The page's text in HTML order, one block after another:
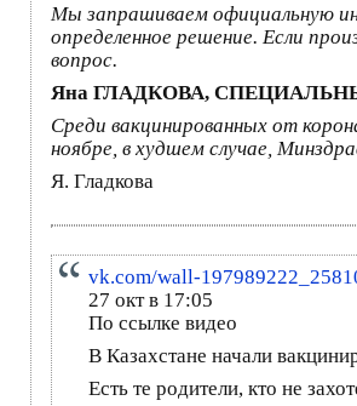
Мы запрашиваем официальную
определенное решение. Если
вопрос.
Яна ГЛАДКОВА,
Среди вакцинированных от
ноябре, в худшем случае,
Я. Гладкова
vk.com/wall-
27 окт в 17:05
По ссылке видео
В Казахстане начали
Есть те родители, кто не